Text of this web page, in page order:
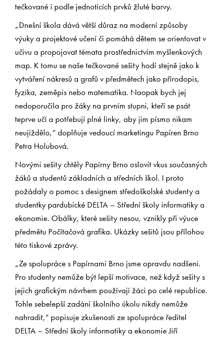
tečkované i podle jednotících prvků žluté barvy.
„Dnešní škola dává větší důraz na moderní způsoby
výuky a projektové učení či pomáhá dětem se orientovat v
učivu a propojovat témata prostřednictvím myšlenkových
map. K tomu se naše tečkované sešity hodí stejně jako k
vytváření nákresů a grafů v předmětech jako přírodopis,
fyzika, zeměpis nebo matematika. Naopak bych jej
nedoporučila pro žáky na prvním stupni, kteří se psát
teprve učí a potřebují plné linky, aby jim písmo nikam
neujíždělo,“ doplňuje vedoucí marketingu Papíren Brno
Petra Holubová.
Novými sešity chtěly Papírny Brno oslovit vkus současných
žáků a studentů základních a středních škol. I proto
požádaly o pomoc s designem středoškolské studenty a
studentky pardubické DELTA – Střední školy informatiky a
ekonomie. Obálky, které sešity nesou, vznikly při výuce
předmětu Počítačová grafika. Ukázky sešitů jsou přílohou
této tiskové zprávy.
„Ze spolupráce s Papírnami Brno jsme opravdu nadšeni.
Pro studenty nemůže být lepší motivace, než když sešity s
jejich grafickým návrhem používají žáci po celé republice.
Tohle sebelepší zadání školního úkolu nikdy nemůže
nahradit,“ popisuje zkušenosti ze spolupráce ředitel
DELTA – Střední školy informatiky a ekonomie Jiří